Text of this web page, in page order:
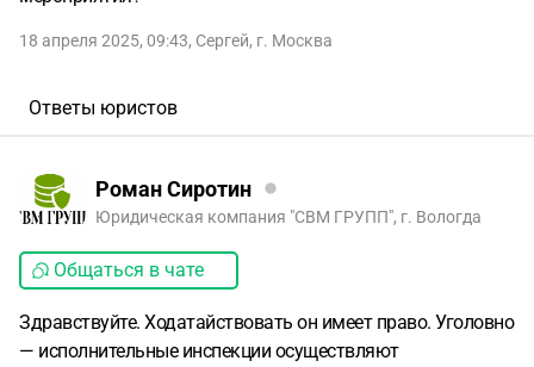
18 апреля 2025, 09:43, Сергей, г. Москва
Ответы юристов
Роман Сиротин
Юридическая компания "СВМ ГРУПП", г. Вологда
Общаться в чате
Здравствуйте. Ходатайствовать он имеет право. Уголовно
— исполнительные инспекции осуществляют